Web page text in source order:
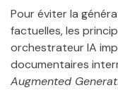
Pour éviter la
factuelles, les
orchestrateur IA
documentaires
Augmented